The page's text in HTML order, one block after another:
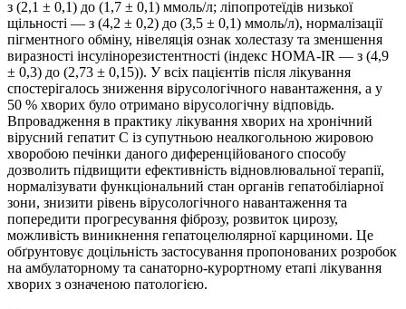
з (2,1 ± 0,1) до (1,7 ± 0,1) ммоль/л; ліпопротеїдів низької
щільності — з (4,2 ± 0,2) до (3,5 ± 0,1) ммоль/л), нормалізації
пігментного обміну, нівеляція ознак холестазу та зменшення
виразності інсулінорезистентності (індекс НОМА-IR — з (4,9
± 0,3) до (2,73 ± 0,15)). У всіх пацієнтів після лікування
спостерігалось зниження вірусологічного навантаження, а у
50 % хворих було отримано вірусологічну відповідь.
Впровадження в практику лікування хворих на хронічний
вірусний гепатит С із супутньою неалкогольною жировою
хворобою печінки даного диференційованого способу
дозволить підвищити ефективність відновлювальної терапії,
нормалізувати функціональний стан органів гепатобіліарної
зони, знизити рівень вірусологічного навантаження та
попередити прогресування фіброзу, розвиток цирозу,
можливість виникнення гепатоцелюлярної карциноми. Це
обґрунтовує доцільність застосування пропонованих розробок
на амбулаторному та санаторно-курортному етапі лікування
хворих з означеною патологією.